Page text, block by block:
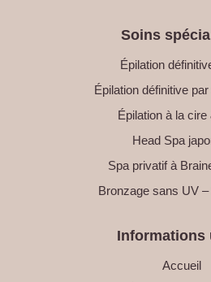
Soins
Épilation
Épilation définitive
Épilation à la cire
Head Spa
Spa privatif à
Bronzage sans UV –
Informations
Accueil